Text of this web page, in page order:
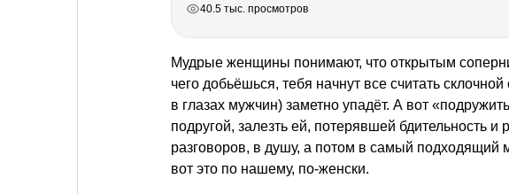
40.5 тыс. просмотров
Мудрые женщины понимают, что открытым
чего добьёшься, тебя начнут все считать
в глазах мужчин) заметно упадёт. А вот
подругой, залезть ей, потерявшей бдительность
разговоров, в душу, а потом в самый подходящий
вот это по нашему, по-женски.